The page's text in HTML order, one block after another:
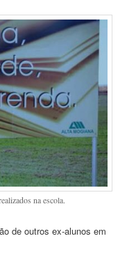
na escola.
de outros ex-alunos em